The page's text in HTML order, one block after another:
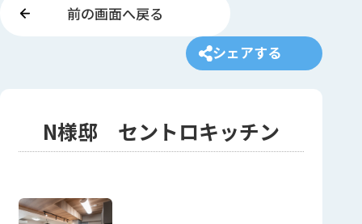
前の画面へ戻る
シェアする
N様邸 セントロキッチン